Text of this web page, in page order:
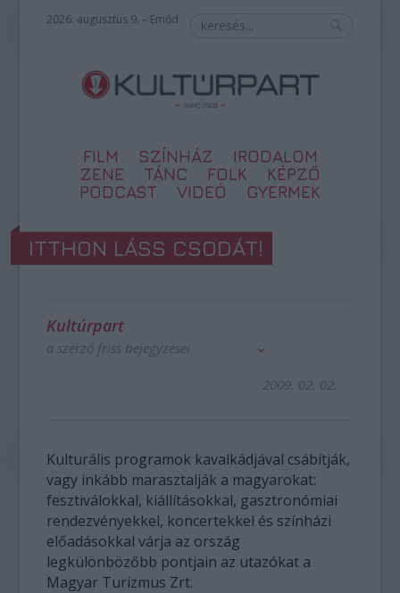
2026. augusztus 9. – Emőd
FILM SZÍNHÁZ
IRODALOM
ZENE
TÁNC FOLK
KÉPZŐ
PODCAST
VIDEÓ GYERMEK
ITTHON LÁSS CSODÁT!
Kultúrpart
a szerző friss bejegyzései
2009. 02. 02.
Kulturális programok kavalkádjával csábítják,
vagy inkább marasztalják a magyarokat:
fesztiválokkal, kiállításokkal, gasztronómiai
rendezvényekkel, koncertekkel és színházi
előadásokkal várja az ország
legkülönbözőbb pontjain az utazókat a
Magyar Turizmus Zrt.